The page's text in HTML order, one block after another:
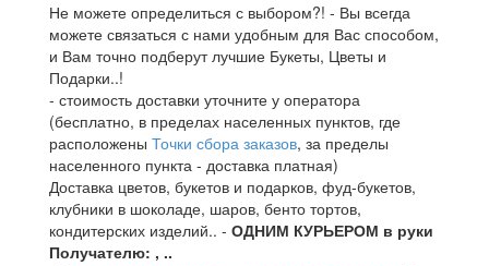
Не можете определиться с выбором?! - Вы всегда
можете связаться с нами удобным для Вас способом,
и Вам точно подберут лучшие Букеты, Цветы и
Подарки..!
- стоимость доставки уточните у оператора
(бесплатно, в пределах населенных пунктов, где
расположены Точки сбора заказов, за пределы
населенного пункта - доставка платная)
Доставка цветов, букетов и подарков, фуд-букетов,
клубники в шоколаде, шаров, бенто тортов,
кондитерских изделий.. - ОДНИМ КУРЬЕРОМ в руки
Получателю: , ..